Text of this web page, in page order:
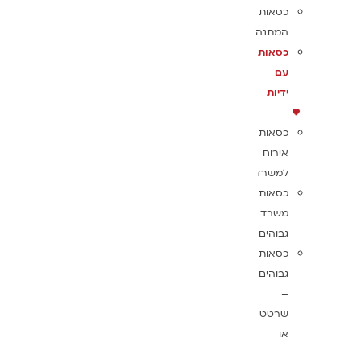
כסאות
המתנה
כסאות
עם
ידיות
כסאות
אירוח
למשרד
כסאות
משרד
גבוהים
כסאות
גבוהים
–
שרטט
או